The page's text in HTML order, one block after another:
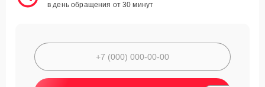
в день обращения от 30 минут